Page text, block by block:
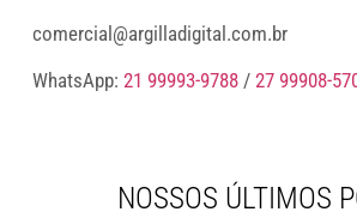
comercial@argilladigital.com.br
WhatsApp: 21 99993-9788 / 27 99908-
NOSSOS ÚLTIMOS